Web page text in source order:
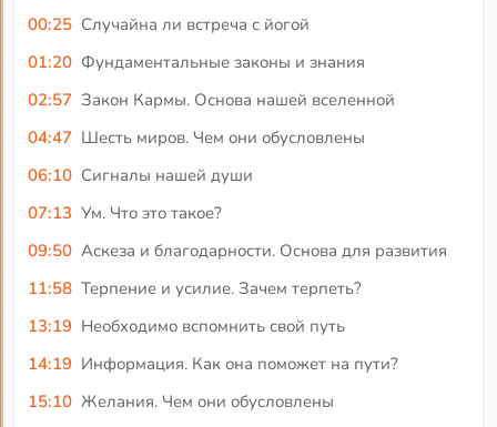
00:25 Случайна ли встреча с йогой
01:20 Фундаментальные законы и знания
02:57 Закон Кармы. Основа нашей вселенной
04:47 Шесть миров. Чем они обусловлены
06:10 Сигналы нашей души
07:13 Ум. Что это такое?
09:50 Аскеза и благодарности. Основа для развития
11:58 Терпение и усилие. Зачем терпеть?
13:19 Необходимо вспомнить свой путь
14:19 Информация. Как она поможет на пути?
15:10 Желания. Чем они обусловлены